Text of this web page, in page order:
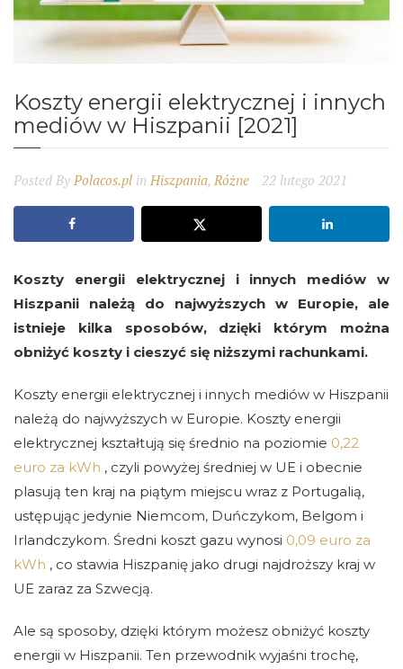
Koszty energii elektrycznej i innych
mediów w Hiszpanii [2021]
Posted By Polacos.pl in Hiszpania, Różne 22 lutego 2021
Koszty energii elektrycznej i innych mediów w
Hiszpanii należą do najwyższych w Europie, ale
istnieje kilka sposobów, dzięki którym można
obniżyć koszty i cieszyć się niższymi rachunkami.
Koszty energii elektrycznej i innych mediów w Hiszpanii
należą do najwyższych w Europie. Koszty energii
elektrycznej kształtują się średnio na poziomie 0,22
euro za kWh , czyli powyżej średniej w UE i obecnie
plasują ten kraj na piątym miejscu wraz z Portugalią,
ustępując jedynie Niemcom, Duńczykom, Belgom i
Irlandczykom. Średni koszt gazu wynosi 0,09 euro za
kWh , co stawia Hiszpanię jako drugi najdroższy kraj w
UE zaraz za Szwecją.
Ale są sposoby, dzięki którym możesz obniżyć koszty
energii w Hiszpanii. Ten przewodnik wyjaśni trochę,